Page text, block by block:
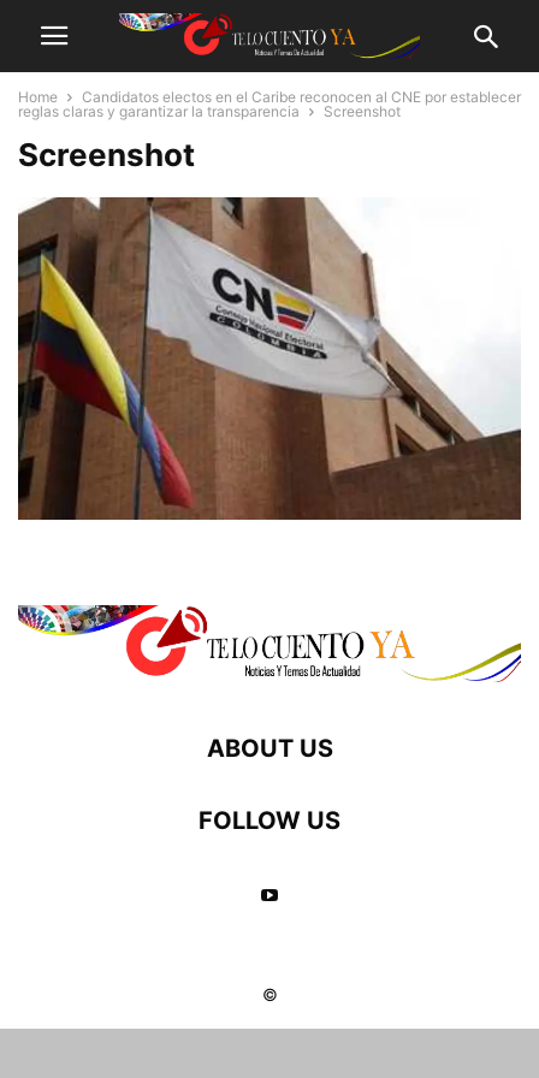
Home
Candidatos electos en el Caribe reconocen al CNE por establecer
reglas claras y garantizar la transparencia
Screenshot
Screenshot
ABOUT US
FOLLOW US
©